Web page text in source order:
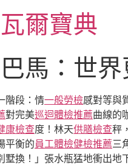
爾寶典
馬：世
階段：情一般勞檢感對等與
對完美巡迴體檢推薦曲線的
康檢查度！林天供膳檢查秤
平衡的員工體檢健檢推薦三
墅換！」張水瓶猛地衝出地